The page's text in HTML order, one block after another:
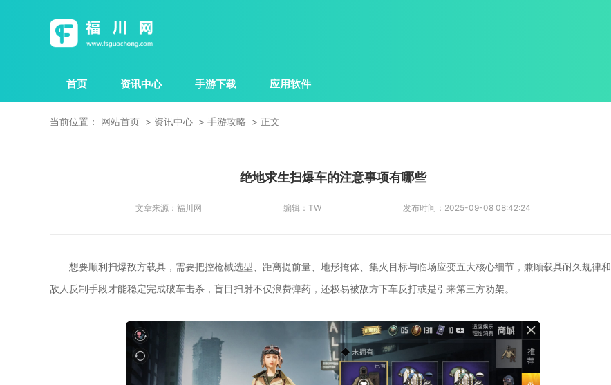
首页 资讯中心 手游下载 应用软件
当前位置： 网站首页 资讯中心 手游攻略 正文
绝地求生扫爆车的注意事项有哪些
文章来源： 福川网 编辑： TW 发布时间： 2025-09-08 08:42:24
想要顺利扫爆敌方载具，需要把控枪械选型、距离提前量、地形掩体、集火目标与临场应变五大核心细节，兼顾载具耐久规律和
敌人反制手段才能稳定完成破车击杀，盲目扫射不仅浪费弹药，还极易被敌方下车反打或是引来第三方劝架。